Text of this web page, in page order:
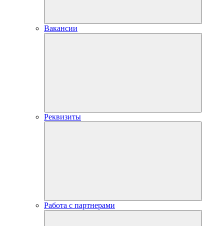
Вакансии
Реквизиты
Работа с партнерами